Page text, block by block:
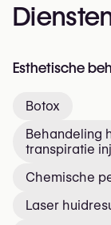
Esthetische
Botox
Behandeling
transpiratie
Chemische
Laser